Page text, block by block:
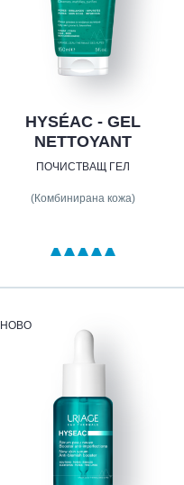
HYSÉAC - GEL
NETTOYANT
ПОЧИСТВАЩ ГЕЛ
(Комбинирана кожа)
НОВО